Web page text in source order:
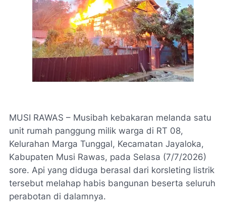
​MUSI RAWAS – Musibah kebakaran melanda satu
unit rumah panggung milik warga di RT 08,
Kelurahan Marga Tunggal, Kecamatan Jayaloka,
Kabupaten Musi Rawas, pada Selasa (7/7/2026)
sore. Api yang diduga berasal dari korsleting listrik
tersebut melahap habis bangunan beserta seluruh
perabotan di dalamnya.